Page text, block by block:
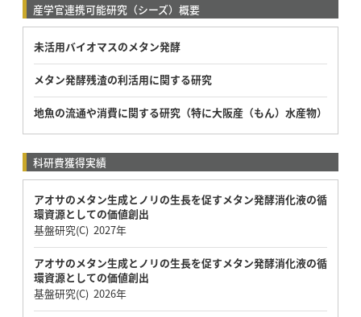
産学官連携可能研究（シーズ）概要
未活用バイオマスのメタン発酵
メタン発酵残渣の利活用に関する研究
地魚の流通や消費に関する研究（特に大阪産（もん）水産物）
科研費獲得実績
アオサのメタン生成とノリの生長を促すメタン発酵消化液の循
環資源としての価値創出
基盤研究(C) 2027年
アオサのメタン生成とノリの生長を促すメタン発酵消化液の循
環資源としての価値創出
基盤研究(C) 2026年